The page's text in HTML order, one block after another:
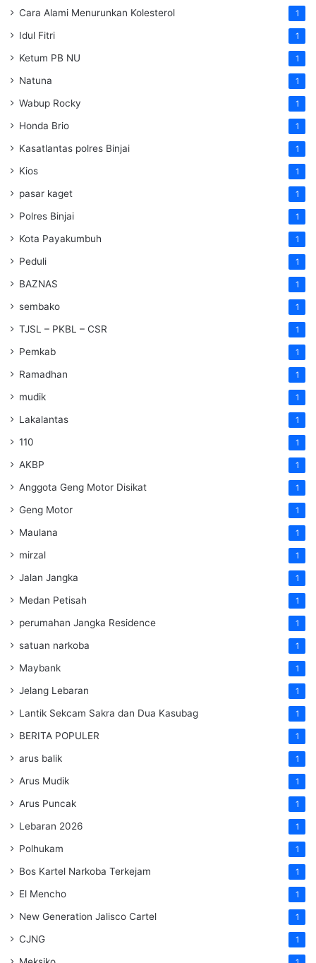
Cara Alami Menurunkan Kolesterol 1
Idul Fitri 1
Ketum PB NU 1
Natuna 1
Wabup Rocky 1
Honda Brio 1
Kasatlantas polres Binjai 1
Kios 1
pasar kaget 1
Polres Binjai 1
Kota Payakumbuh 1
Peduli 1
BAZNAS 1
sembako 1
TJSL – PKBL – CSR 1
Pemkab 1
Ramadhan 1
mudik 1
Lakalantas 1
110 1
AKBP 1
Anggota Geng Motor Disikat 1
Geng Motor 1
Maulana 1
mirzal 1
Jalan Jangka 1
Medan Petisah 1
perumahan Jangka Residence 1
satuan narkoba 1
Maybank 1
Jelang Lebaran 1
Lantik Sekcam Sakra dan Dua Kasubag 1
BERITA POPULER 1
arus balik 1
Arus Mudik 1
Arus Puncak 1
Lebaran 2026 1
Polhukam 1
Bos Kartel Narkoba Terkejam 1
El Mencho 1
New Generation Jalisco Cartel 1
CJNG 1